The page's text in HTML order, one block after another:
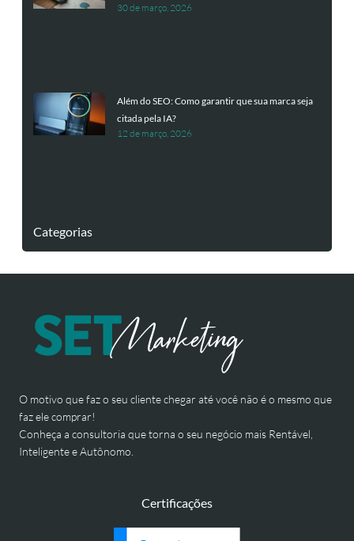
30 de março, 2026
Além do SEO: Como garantir que sua marca seja
citada pela IA?
12 de março, 2026
Categorias
O motivo que faz o seu cliente chegar até você não é o mesmo que
faz ele comprar!
Conheça a consultoria que torna o seu negócio mais Rentável,
Inteligente e Autônomo.
Certificações